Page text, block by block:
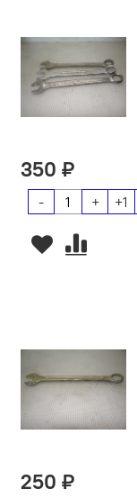
350 ₽
- + +1
250 ₽